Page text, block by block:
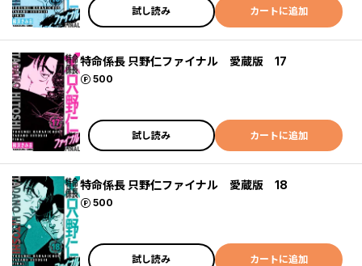
試し読み カートに追加
特命係長 只野仁ファイナル 愛蔵版 17
500
ポイント
試し読み カートに追加
特命係長 只野仁ファイナル 愛蔵版 18
500
ポイント
試し読み カートに追加